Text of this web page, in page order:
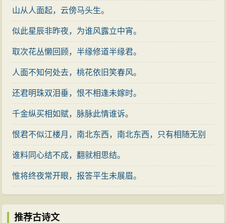
仍用比体。秋蝉高居树上，餐风饮露，没有人相信它不
食人间烟火。这句诗人喻高洁的品性，不为时人所了
解，相反地还被诬陷入狱，“无人信高洁”之语，也是对坐
一个人来替诗人雪冤。“卿须怜我我怜卿”，意谓：只有蝉
能为我而高唱，也只有我能为蝉而长吟。末句用问句的
方式，蝉与诗人又浑然一体了。
吟”，以发“仙声”。对照杨炯的《从军行》与杜甫《蜀
相》，两诗若无“宁为百夫长，胜作一书生”，“出师未捷身
先死，长使英雄泪满襟”这样的“龙吟”句殿后，直抒胸臆，
山从人面起，云傍马头生。
似此星辰非昨夜，为谁风露立中宵。
取次花丛懒回顾，半缘修道半缘君。
人面不知何处去，桃花依旧笑春风。
还君明珠双泪垂，恨不相逢未嫁时。
千金纵买相如赋，脉脉此情谁诉。
恨君不似江楼月，南北东西，南北东西，只有相随无别
离。
谁料同心结不成，翻就相思结。
惟将终夜常开眼，报答平生未展眉。
推荐古诗文